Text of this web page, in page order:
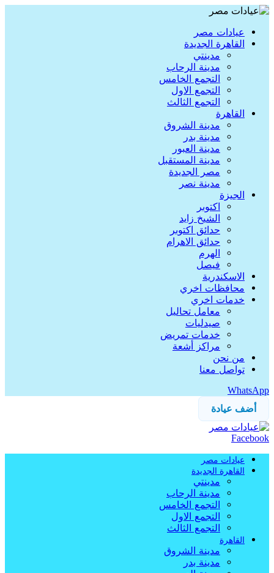
عيادات مصر
القاهرة الجديدة
مدينتي
مدينة الرحاب
التجمع الخامس
التجمع الاول
التجمع الثالث
القاهرة
مدينة الشروق
مدينة بدر
مدينة العبور
مدينة المستقبل
مصر الجديدة
مدينة نصر
الجيزة
اكتوبر
الشيخ زايد
حدائق اكتوبر
حدائق الاهرام
الهرم
فيصل
الاسكندرية
محافظات اخري
خدمات اخري
معامل تحاليل
صيدليات
خدمات تمريض
مراكز أشعة
من نحن
تواصل معنا
WhatsApp
أضف عيادة
Facebook
عيادات مصر
القاهرة الجديدة
مدينتي
مدينة الرحاب
التجمع الخامس
التجمع الاول
التجمع الثالث
القاهرة
مدينة الشروق
مدينة بدر